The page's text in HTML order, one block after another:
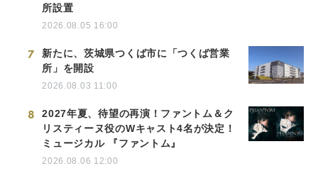
所設置
2026.08.05 16:00
7
新たに、茨城県つくば市に「つくば営業
所」を開設
2026.08.03 11:00
8
2027年夏、待望の再演！ファントム＆ク
リスティーヌ役のWキャスト4名が決定！
ミュージカル 『ファントム』
2026.08.06 12:00